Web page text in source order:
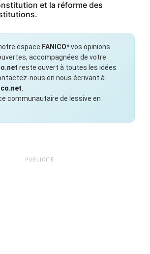
et la réforme des
espace FANICO*vos opinions
accompagnées de votre
reste ouvert à toutes les idées
nous en nous écrivant à
communautaire de lessive en
PUBLICITÉ